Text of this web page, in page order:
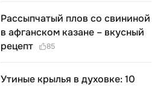
Рассыпчатый плов со свининой
в афганском казане – вкусный
рецепт
85
Утиные крылья в духовке: 10